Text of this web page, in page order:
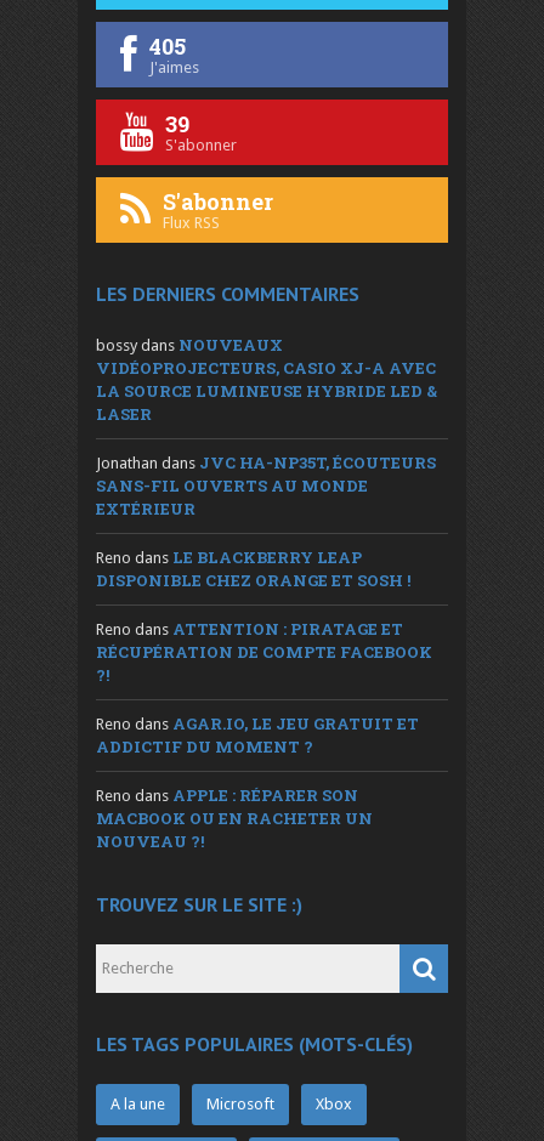
405
J'aimes
39
S'abonner
S'abonner
Flux RSS
LES DERNIERS COMMENTAIRES
bossy dans NOUVEAUX
VIDÉOPROJECTEURS, CASIO XJ-A AVEC
LA SOURCE LUMINEUSE HYBRIDE LED &
LASER
Jonathan dans JVC HA-NP35T, ÉCOUTEURS
SANS-FIL OUVERTS AU MONDE
EXTÉRIEUR
Reno dans LE BLACKBERRY LEAP
DISPONIBLE CHEZ ORANGE ET SOSH !
Reno dans ATTENTION : PIRATAGE ET
RÉCUPÉRATION DE COMPTE FACEBOOK
?!
Reno dans AGAR.IO, LE JEU GRATUIT ET
ADDICTIF DU MOMENT ?
Reno dans APPLE : RÉPARER SON
MACBOOK OU EN RACHETER UN
NOUVEAU ?!
TROUVEZ SUR LE SITE :)
LES TAGS POPULAIRES (MOTS-CLÉS)
A la une Microsoft Xbox